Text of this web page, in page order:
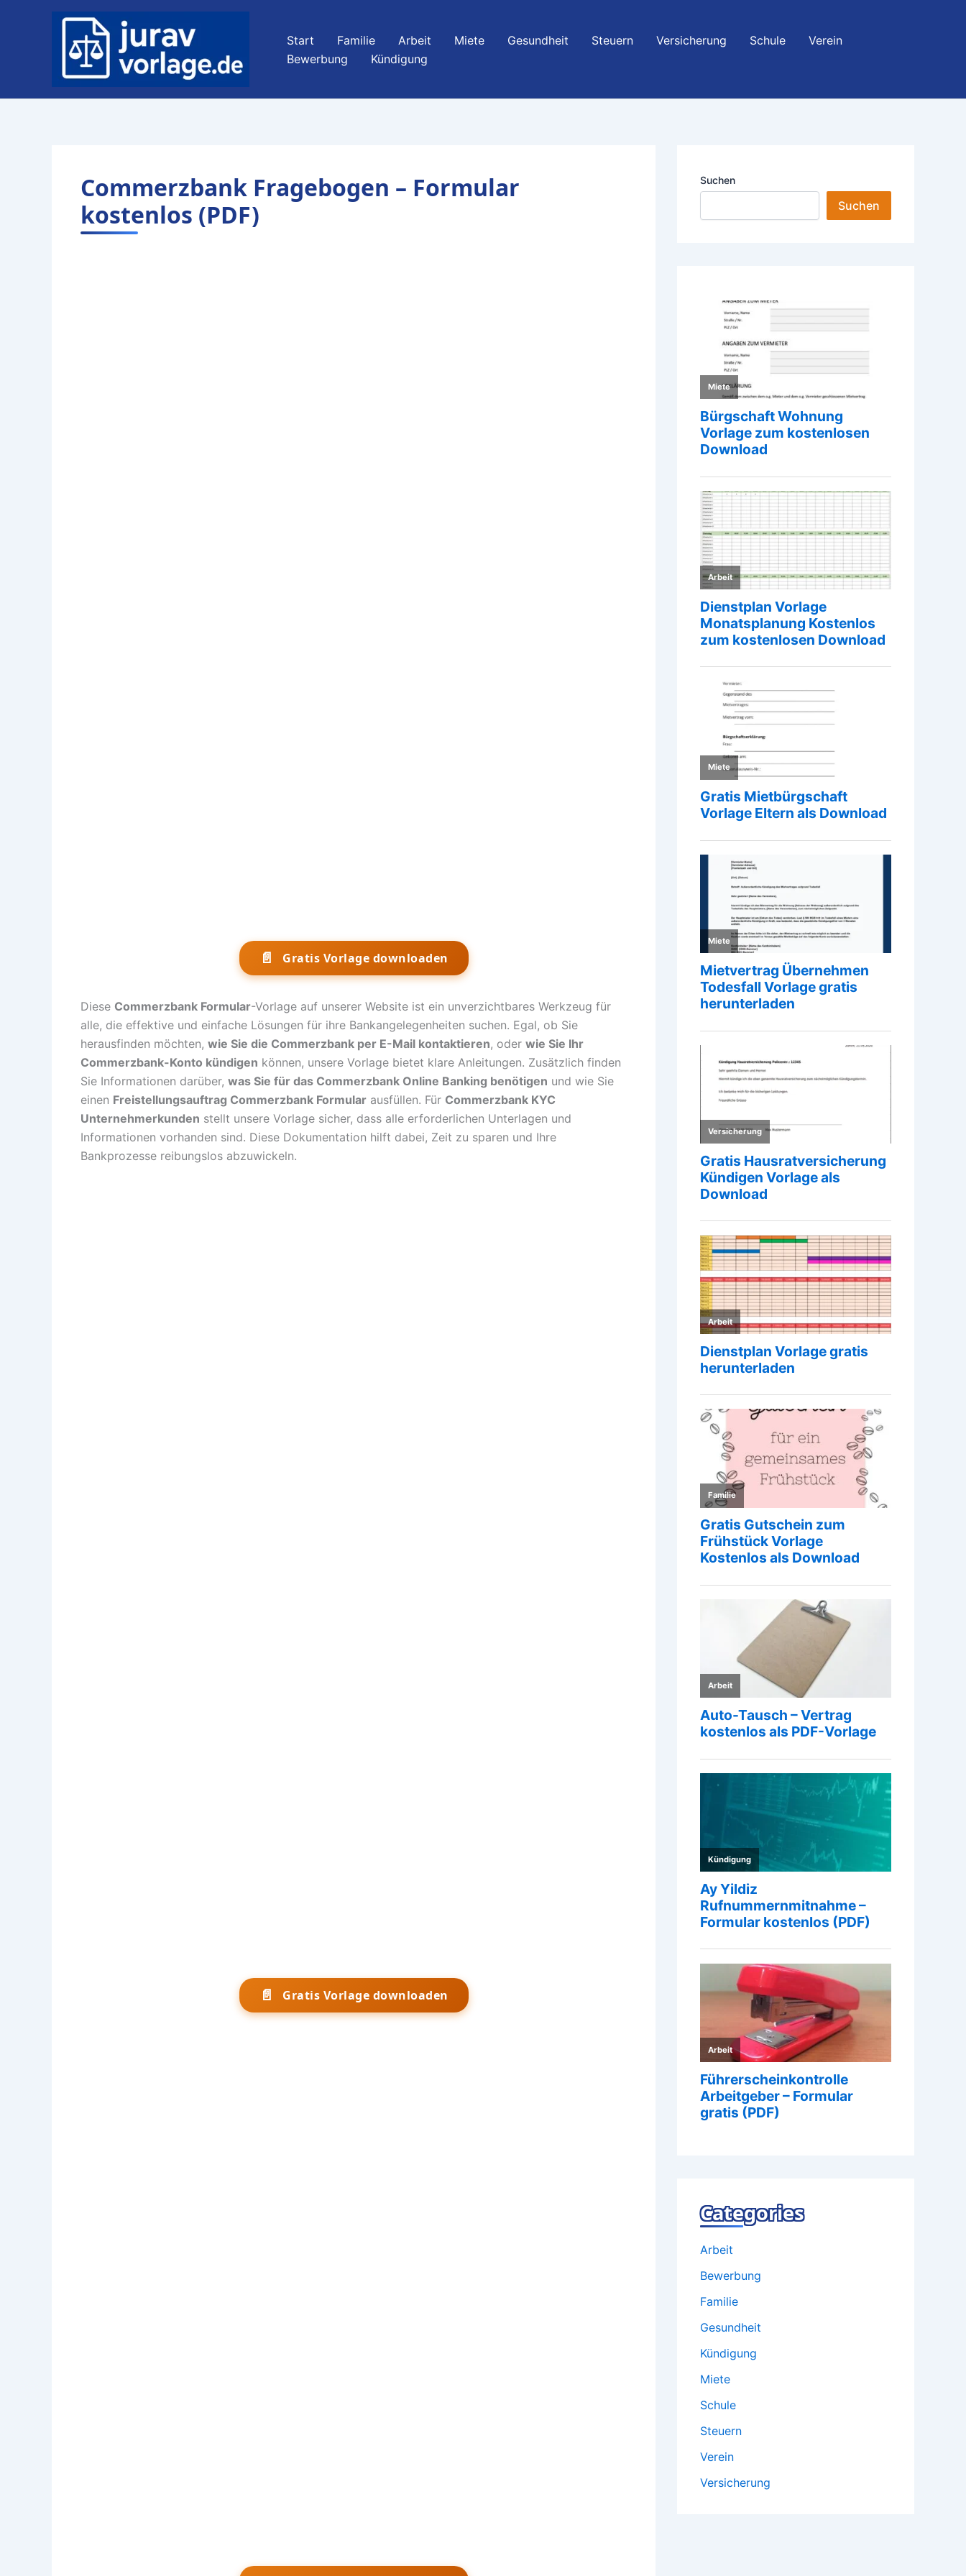
Start Familie Arbeit Miete Gesundheit Steuern Versicherung Schule
Verein
Bewerbung
Kündigung
Commerzbank Fragebogen – Formular
kostenlos (PDF)
📄 Gratis Vorlage downloaden
Diese Commerzbank Formular-Vorlage auf unserer Website ist ein unverzichtbares Werkzeug für
alle, die effektive und einfache Lösungen für ihre Bankangelegenheiten suchen. Egal, ob Sie
herausfinden möchten, wie Sie die Commerzbank per E-Mail kontaktieren, oder wie Sie Ihr
Commerzbank-Konto kündigen können, unsere Vorlage bietet klare Anleitungen. Zusätzlich finden
Sie Informationen darüber, was Sie für das Commerzbank Online Banking benötigen und wie Sie
einen Freistellungsauftrag Commerzbank Formular ausfüllen. Für Commerzbank KYC
Unternehmerkunden stellt unsere Vorlage sicher, dass alle erforderlichen Unterlagen und
Informationen vorhanden sind. Diese Dokumentation hilft dabei, Zeit zu sparen und Ihre
Bankprozesse reibungslos abzuwickeln.
📄 Gratis Vorlage downloaden
Suchen
Suchen
Categories
Arbeit
Bewerbung
Familie
Gesundheit
Kündigung
Miete
Schule
Steuern
Verein
Versicherung